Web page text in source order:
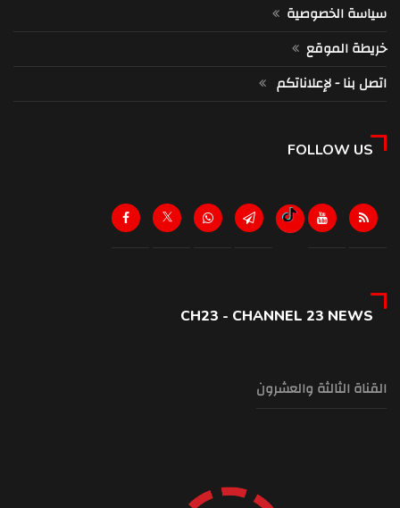
سياسة الخصوصية
خريطة الموقع
اتصل بنا - لإعلاناتكم
FOLLOW US
CH23 - CHANNEL 23 NEWS
القناة الثالثة والعشرون